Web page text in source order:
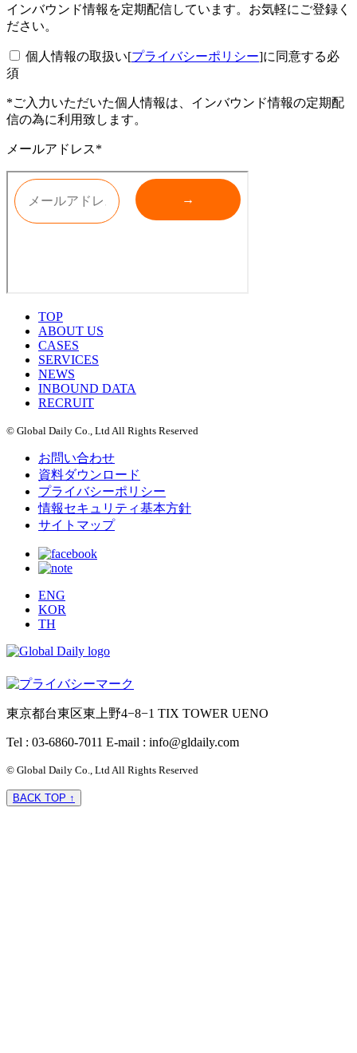
インバウンド情報を定期配信しています。お気軽にご登録く
ださい。
個人情報の取扱い[プライバシーポリシー]に同意する必
須
*ご入力いただいた個人情報は、インバウンド情報の定期配
信の為に利用致します。
メールアドレス*
TOP
ABOUT US
CASES
SERVICES
NEWS
INBOUND DATA
RECRUIT
© Global Daily Co., Ltd All Rights Reserved
お問い合わせ
資料ダウンロード
プライバシーポリシー
情報セキュリティ基本方針
サイトマップ
ENG
KOR
TH
東京都台東区東上野4−8−1 TIX TOWER UENO
Tel : 03-6860-7011 E-mail : info@gldaily.com
© Global Daily Co., Ltd All Rights Reserved
BACK TOP ↑